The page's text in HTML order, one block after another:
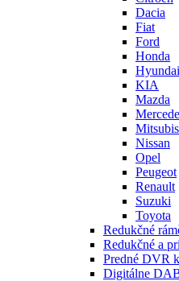
Dacia
Fiat
Ford
Honda
Hyundai
KIA
Mazda
Nissan
Opel
Peugeot
Renault
Suzuki
Toyota
Redukčné
Redukčné a
Predné DVR
Digitálne